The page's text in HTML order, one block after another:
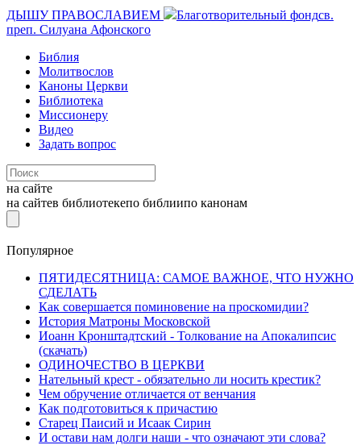
ДЫШУ ПРАВОСЛАВИЕМ Благотворительный фондсв.
преп. Силуана Афонского
Библия
Молитвослов
Каноны Церкви
Библиотека
Миссионеру
Видео
Задать вопрос
на сайте
на сайтев библиотекепо библиипо канонам
Популярное
ПЯТИДЕСЯТНИЦА: САМОЕ ВАЖНОЕ, ЧТО НУЖНО
СДЕЛАТЬ
Как совершается поминовение на проскомидии?
История Матроны Московской
Иоанн Кронштадтский - Толкование на Апокалипсис
(скачать)
ОДИНОЧЕСТВО В ЦЕРКВИ
Нательный крест - обязательно ли носить крестик?
Чем обручение отличается от венчания
Как подготовиться к причастию
Старец Паисий и Исаак Сирин
И остави нам долги наши - что означают эти слова?